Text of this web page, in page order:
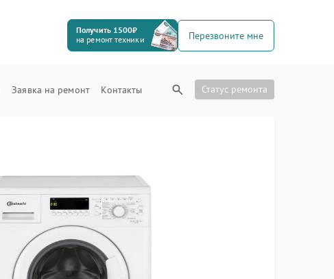
Получить 1500₽
на ремонт техники
Перезвоните мне
Заявка на ремонт Контакты Статус ремонта